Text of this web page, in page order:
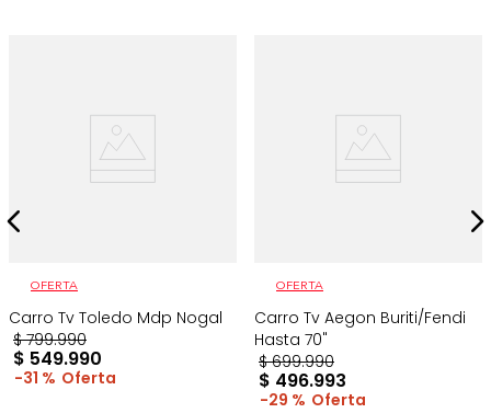
OFERTA
Carro Tv Toledo Mdp Nogal
$ 799.990
$ 549.990
31 %
OFERTA
Carro Tv Aegon Buriti/Fendi
Hasta 70"
$ 699.990
$ 496.993
29 %